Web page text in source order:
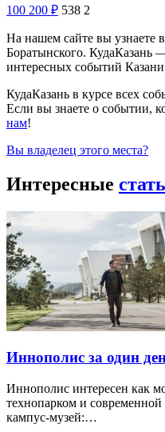
100 200 ₽ 538 2
На нашем сайте вы узнаете
Боратынского. КудаКазань
интересных событий
КудаКазань в курсе всех
Если вы знаете о событии,
нам!
Вы владелец этого места?
Интересные
Иннополис за один
Иннополис интересен как
технопарком и
кампус-музей:…